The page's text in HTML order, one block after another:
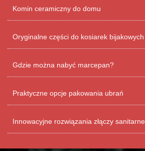
Komin ceramiczny do domu
Oryginalne części do kosiarek bijakowych
Gdzie można nabyć marcepan?
Praktyczne opcje pakowania ubrań
Innowacyjne rozwiązania złączy sanitarne